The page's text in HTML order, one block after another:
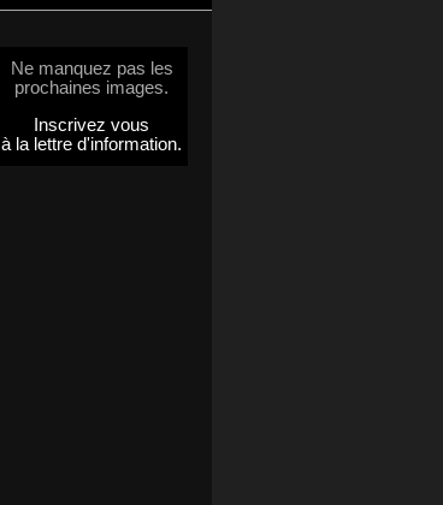
Ne manquez pas les
prochaines images.
Inscrivez vous
à la lettre d'information.